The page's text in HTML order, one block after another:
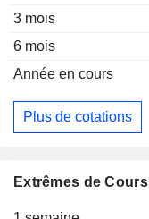
3 mois
6 mois
Année en cours
Plus de cotations
Extrêmes de Cours